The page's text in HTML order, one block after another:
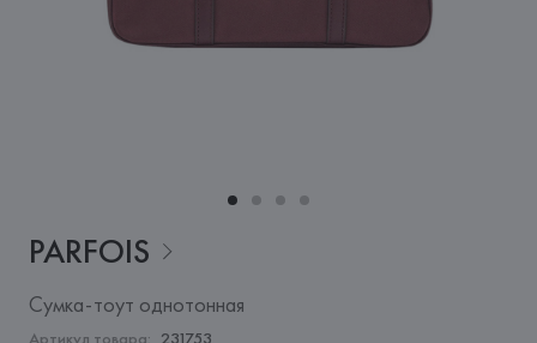
PARFOIS
Сумка-тоут однотонная
Артикул товара: 231753